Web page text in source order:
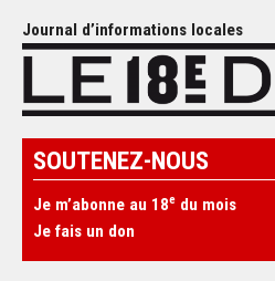
Journal d’informations locales
SOUTENEZ-NOUS
Je m’abonne au 18e du mois
Je fais un don